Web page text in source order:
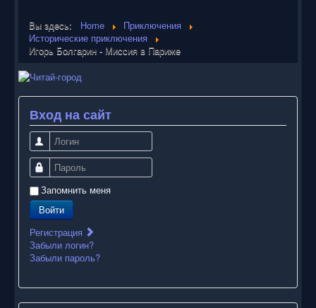
Вы здесь: Home
Приключения
Исторические приключения
Игорь Болгарин - Миссия в Париже
Вход на сайт
Логин
Пароль
Запомнить меня
Войти
Регистрация
Забыли логин?
Забыли пароль?